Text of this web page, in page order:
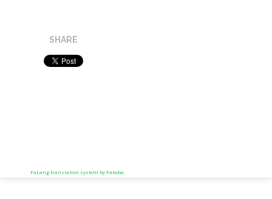
SHARE
FaLang translation system by Faboba